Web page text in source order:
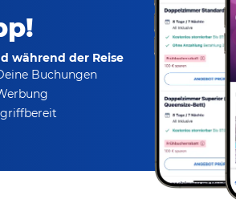
während der Reise
Buchungen